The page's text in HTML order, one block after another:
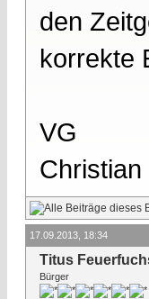
den
korrekte
VG
Christian
17.09.2013, 18:34
Titus
Bürger